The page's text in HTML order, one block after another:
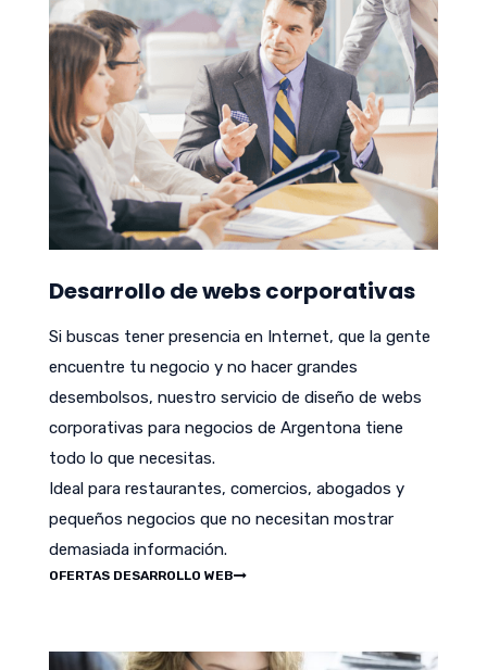
Desarrollo de webs corporativas
Si buscas tener presencia en Internet, que la gente
encuentre tu negocio y no hacer grandes
desembolsos, nuestro servicio de diseño de webs
corporativas para negocios de Argentona tiene
todo lo que necesitas.
Ideal para restaurantes, comercios, abogados y
pequeños negocios que no necesitan mostrar
demasiada información.
OFERTAS DESARROLLO WEB